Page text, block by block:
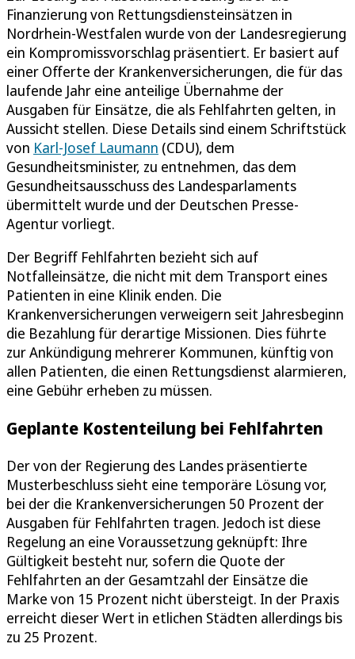
Finanzierung von Rettungsdiensteinsätzen in
Nordrhein-Westfalen wurde von der Landesregierung
ein Kompromissvorschlag präsentiert. Er basiert auf
einer Offerte der Krankenversicherungen, die für das
laufende Jahr eine anteilige Übernahme der
Ausgaben für Einsätze, die als Fehlfahrten gelten, in
Aussicht stellen. Diese Details sind einem Schriftstück
von Karl-Josef Laumann (CDU), dem
Gesundheitsminister, zu entnehmen, das dem
Gesundheitsausschuss des Landesparlaments
übermittelt wurde und der Deutschen Presse-
Agentur vorliegt.
Der Begriff Fehlfahrten bezieht sich auf
Notfalleinsätze, die nicht mit dem Transport eines
Patienten in eine Klinik enden. Die
Krankenversicherungen verweigern seit Jahresbeginn
die Bezahlung für derartige Missionen. Dies führte
zur Ankündigung mehrerer Kommunen, künftig von
allen Patienten, die einen Rettungsdienst alarmieren,
eine Gebühr erheben zu müssen.
Geplante Kostenteilung bei Fehlfahrten
Der von der Regierung des Landes präsentierte
Musterbeschluss sieht eine temporäre Lösung vor,
bei der die Krankenversicherungen 50 Prozent der
Ausgaben für Fehlfahrten tragen. Jedoch ist diese
Regelung an eine Voraussetzung geknüpft: Ihre
Gültigkeit besteht nur, sofern die Quote der
Fehlfahrten an der Gesamtzahl der Einsätze die
Marke von 15 Prozent nicht übersteigt. In der Praxis
erreicht dieser Wert in etlichen Städten allerdings bis
zu 25 Prozent.